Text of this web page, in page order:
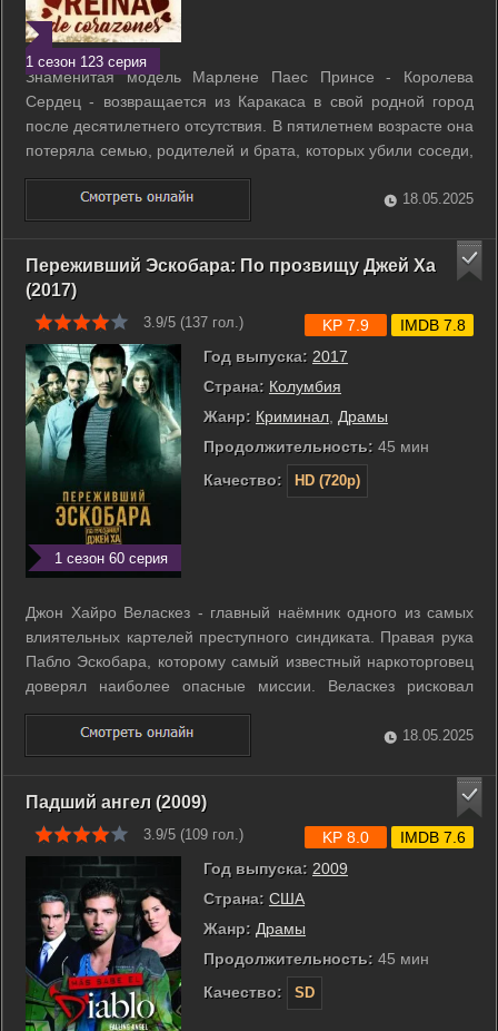
1 сезон 123 серия
Знаменитая модель Марлене Паес Принсе - Королева
Сердец - возвращается из Каракаса в свой родной город
после десятилетнего отсутствия. В пятилетнем возрасте она
потеряла семью, родителей и брата, которых убили соседи,
претендующие на богатые нефтью земли ее отца. Марлене
добилась успеха и всемирного признания, но она горит
желанием отомстить ...
18.05.2025
Переживший Эскобара: По прозвищу Джей Ха
(2017)
3.9/5 (137 гол.)
1 сезон 60 серия
Год выпуска: 2017
Страна: Колумбия
Жанр: Криминал Драмы
Продолжительность: 45 мин
Качество:
HD (720p)
KP 7.9 IMDB 7.8
Джон Хайро Веласкез - главный наёмник одного из самых
влиятельных картелей преступного синдиката. Правая рука
Пабло Эскобара, которому самый известный наркоторговец
доверял наиболее опасные миссии. Веласкез рисковал
жизнью ради своего заказчика, но в итоге оказался одним из
немногих, кому удалось пережить самого Эскобара и
избежать гибели от рук ...
18.05.2025
Падший ангел (2009)
3.9/5 (109 гол.)
Год выпуска: 2009
Страна: США
Жанр: Драмы
Продолжительность: 45 мин
Качество:
SD
KP 8.0 IMDB 7.6